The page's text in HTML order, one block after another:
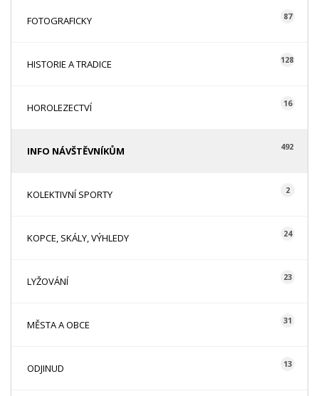
FOTOGRAFICKY 87
HISTORIE A TRADICE 128
HOROLEZECTVÍ 16
INFO NÁVŠTĚVNÍKŮM 492
KOLEKTIVNÍ SPORTY 2
KOPCE, SKÁLY, VÝHLEDY 24
LYŽOVÁNÍ 23
MĚSTA A OBCE 31
ODJINUD 13